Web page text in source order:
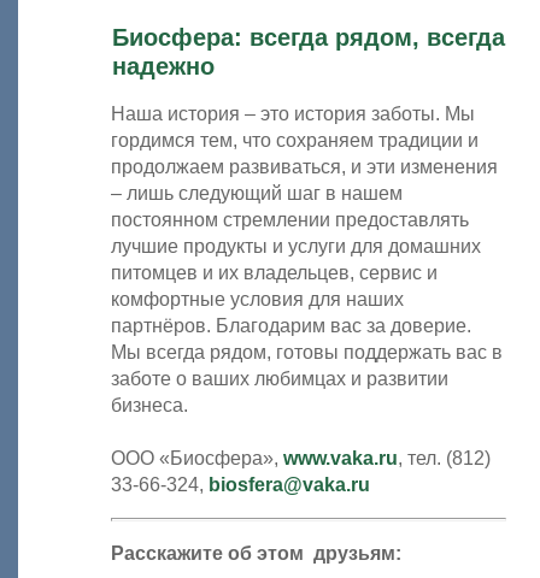
Биосфера: всегда рядом, всегда
надежно
Наша история – это история заботы. Мы
гордимся тем, что сохраняем традиции и
продолжаем развиваться, и эти изменения
– лишь следующий шаг в нашем
постоянном стремлении предоставлять
лучшие продукты и услуги для домашних
питомцев и их владельцев, сервис и
комфортные условия для наших
партнёров. Благодарим вас за доверие.
Мы всегда рядом, готовы поддержать вас в
заботе о ваших любимцах и развитии
бизнеса.
ООО «Биосфера», www.vaka.ru, тел. (812)
33-66-324, biosfera@vaka.ru
Расскажите об этом друзьям: